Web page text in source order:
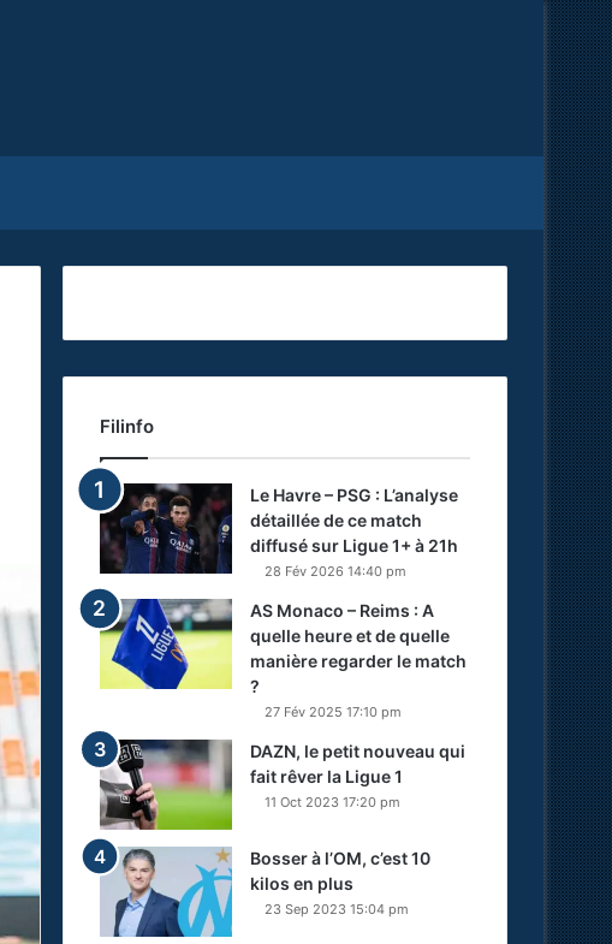
Filinfo
Le Havre – PSG : L’analyse
détaillée de ce match
diffusé sur Ligue 1+ à 21h
28 Fév 2026 14:40 pm
AS Monaco – Reims : A
quelle heure et de quelle
manière regarder le match
?
27 Fév 2025 17:10 pm
DAZN, le petit nouveau qui
fait rêver la Ligue 1
11 Oct 2023 17:20 pm
Bosser à l’OM, c’est 10
kilos en plus
23 Sep 2023 15:04 pm